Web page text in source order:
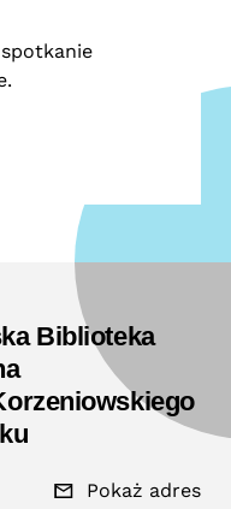
Biblioteka
Pokaż adres